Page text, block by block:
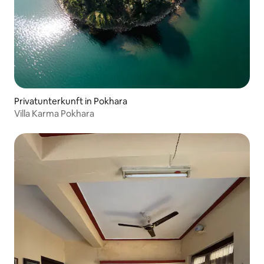
Privatunterkunft in Pokhara
Villa Karma Pokhara